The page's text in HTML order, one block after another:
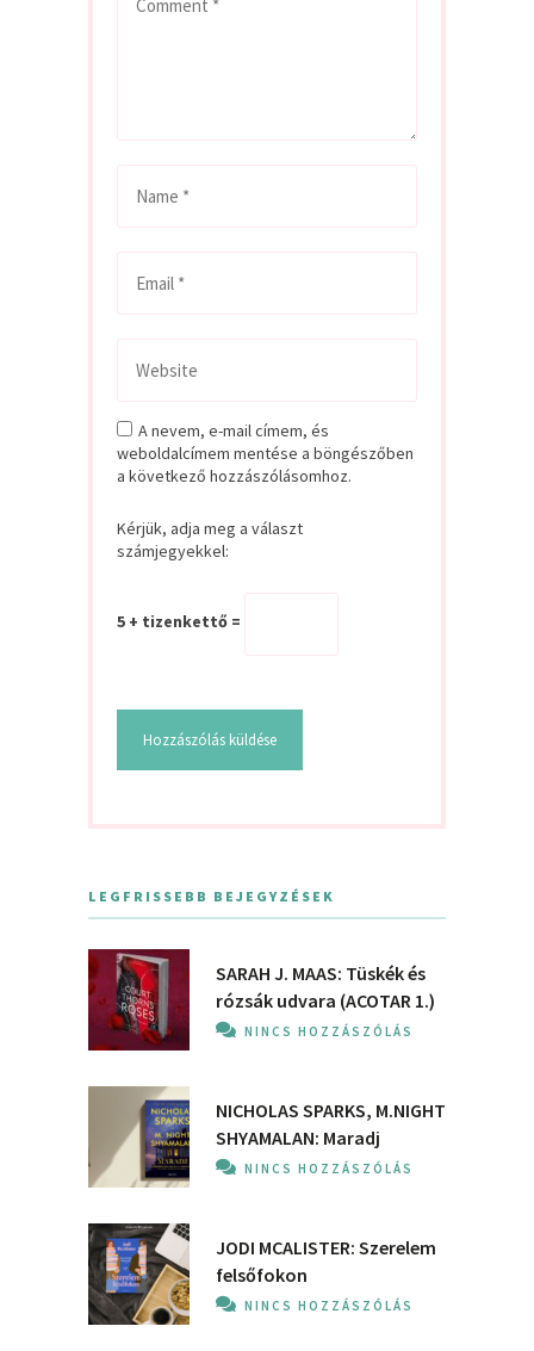
A nevem, e-mail címem, és
weboldalcímem mentése a böngészőben
a következő hozzászólásomhoz.
Kérjük, adja meg a választ
számjegyekkel:
5 + tizenkettő =
LEGFRISSEBB BEJEGYZÉSEK
SARAH J. MAAS: Tüskék és
rózsák udvara (ACOTAR 1.)
NINCS HOZZÁSZÓLÁS
NICHOLAS SPARKS, M.NIGHT
SHYAMALAN: Maradj
NINCS HOZZÁSZÓLÁS
JODI MCALISTER: Szerelem
felsőfokon
NINCS HOZZÁSZÓLÁS